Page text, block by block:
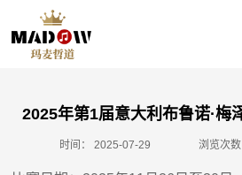
2025年第1届意大利布鲁诺·梅
时间： 2025-07-29 浏览次数